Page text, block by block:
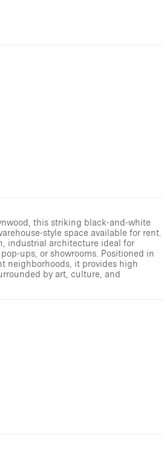
this striking black-and-white
style space available for rent.
industrial architecture ideal for
ups, or showrooms. Positioned in
neighborhoods, it provides high
by art, culture, and